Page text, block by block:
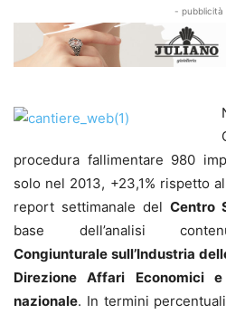
- pubblicità
procedura fallimentare 980
solo nel 2013, +23,1% rispetto
report settimanale del Centro
base dell’analisi
Congiunturale sull’Industria
Direzione Affari Economici
nazionale. In termini